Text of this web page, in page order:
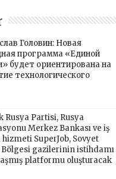
Головин: Новая
программа «Единой
будет ориентирована на
технологического
Rusya Partisi, Rusya
Merkez Bankası ve iş
SuperJob, Sovyet
gazilerinin istihdamı
platformu oluşturacak